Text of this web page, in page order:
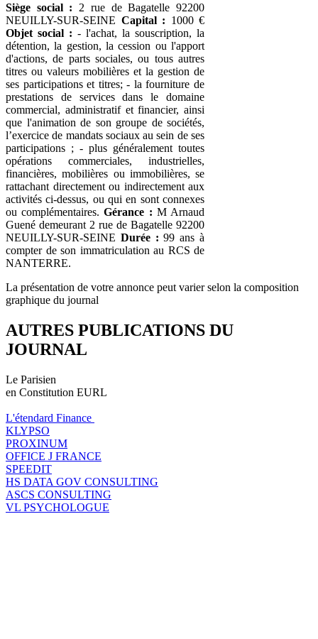
Siège social : 2 rue de Bagatelle 92200
NEUILLY-SUR-SEINE Capital : 1000 €
Objet social : - l'achat, la souscription, la
détention, la gestion, la cession ou l'apport
d'actions, de parts sociales, ou tous autres
titres ou valeurs mobilières et la gestion de
ses participations et titres; - la fourniture de
prestations de services dans le domaine
commercial, administratif et financier, ainsi
que l'animation de son groupe de sociétés,
l’exercice de mandats sociaux au sein de ses
participations ; - plus généralement toutes
opérations commerciales, industrielles,
financières, mobilières ou immobilières, se
rattachant directement ou indirectement aux
activités ci-dessus, ou qui en sont connexes
ou complémentaires.Gérance : M Arnaud
Guené demeurant 2 rue de Bagatelle 92200
NEUILLY-SUR-SEINE Durée : 99 ans à
compter de son immatriculation au RCS de
NANTERRE.
La présentation de votre annonce peut varier selon la composition
graphique du journal
AUTRES PUBLICATIONS DU
JOURNAL
Le Parisien
en Constitution EURL
L'étendard Finance
KLYPSO
PROXINUM
OFFICE J FRANCE
SPEEDIT
HS DATA GOV CONSULTING
ASCS CONSULTING
VL PSYCHOLOGUE